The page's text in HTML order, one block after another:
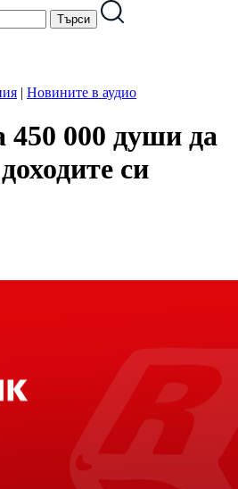
| Новините в аудио
000 души да
си